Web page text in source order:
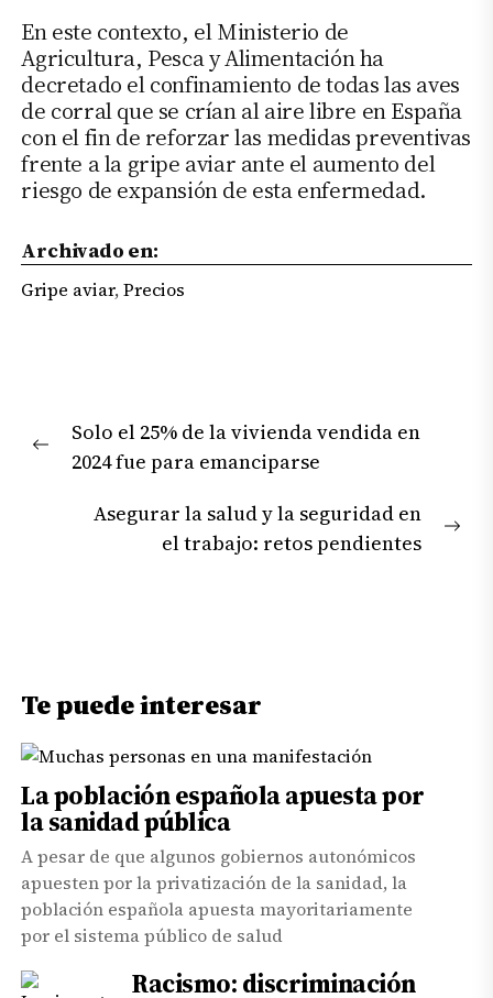
En este contexto, el Ministerio de
Agricultura, Pesca y Alimentación ha
decretado el confinamiento de todas las aves
de corral que se crían al aire libre en España
con el fin de reforzar las medidas preventivas
frente a la gripe aviar ante el aumento del
riesgo de expansión de esta enfermedad.
Archivado en:
Gripe aviar,Precios
de
entradas
Previous
Solo el 25% de la vivienda vendida en
2024 fue para emanciparse
Asegurar la salud y la seguridad en
el trabajo: retos pendientes
Te puede interesar
La población española apuesta por
la sanidad pública
A pesar de que algunos gobiernos autonómicos
apuesten por la privatización de la sanidad, la
población española apuesta mayoritariamente
por el sistema público de salud
Racismo: discriminación